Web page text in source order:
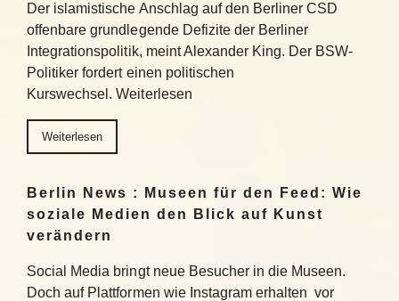
Der islamistische Anschlag auf den Berliner CSD
offenbare grundlegende Defizite der Berliner
Integrationspolitik, meint Alexander King. Der BSW-
Politiker fordert einen politischen
Kurswechsel. Weiterlesen
Weiterlesen
Berlin News : Museen für den Feed: Wie
soziale Medien den Blick auf Kunst
verändern
Social Media bringt neue Besucher in die Museen.
Doch auf Plattformen wie Instagram erhalten vor